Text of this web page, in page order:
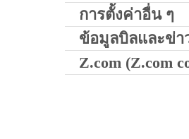
การตั้งค่าอื่น ๆ
ข้อมูลบิลและข่า
Z.com (Z.com